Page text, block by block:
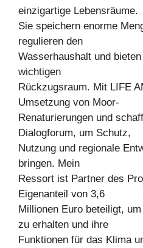
einzigartige Lebensräume.
Sie speichern enorme
regulieren den
Wasserhaushalt und
wichtigen
Rückzugsraum. Mit LIFE
Umsetzung von Moor-
Renaturierungen und
Dialogforum, um Schutz,
Nutzung und regionale
bringen. Mein
Ressort ist Partner des
Eigenanteil von 3,6
Millionen Euro beteiligt,
zu erhalten und ihre
Funktionen für das Klima